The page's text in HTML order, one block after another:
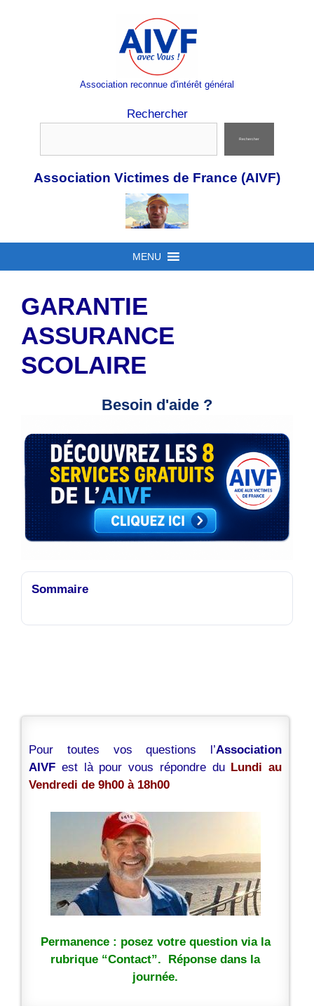
Association reconnue d'intérêt général
Rechercher
Rechercher
Association Victimes de France (AIVF)
MENU
GARANTIE
ASSURANCE
SCOLAIRE
Besoin d'aide ?
Sommaire
Pour toutes vos questions l’Association
AIVF est là pour vous répondre du Lundi au
Vendredi de 9h00 à 18h00
Permanence : posez votre question via la
rubrique “Contact”. Réponse dans la
journée.